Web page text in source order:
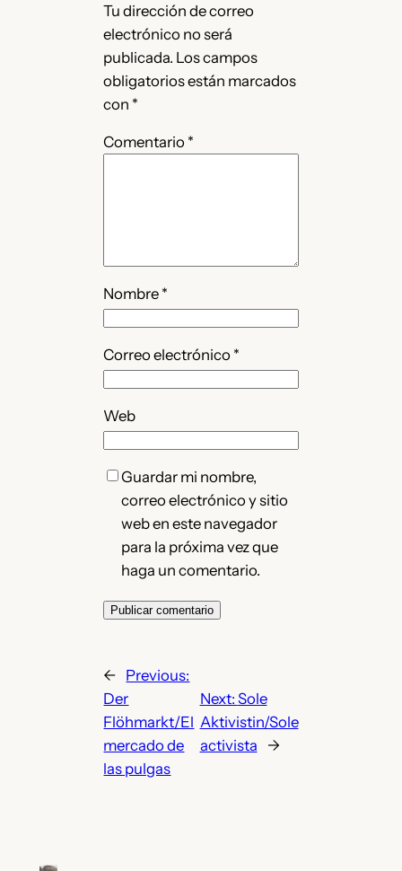
Tu dirección de correo
electrónico no será
publicada. Los campos
obligatorios están marcados
con *
Comentario *
Nombre *
Correo electrónico *
Web
Guardar mi nombre,
correo electrónico y sitio
web en este navegador
para la próxima vez que
haga un comentario.
← Previous:
Der
Flöhmarkt/El
mercado de
las pulgas
Next: Sole
Aktivistin/Sole
activista
→